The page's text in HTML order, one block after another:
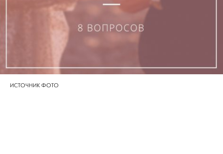
ИСТОЧНИК ФОТО